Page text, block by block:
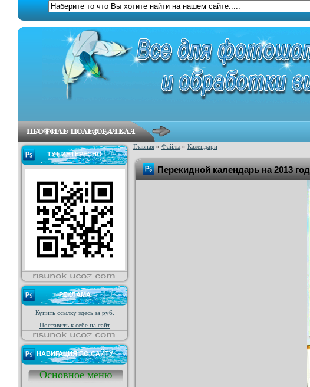
ТУТ ИНТЕРЕСНО
РЕКЛАМА
Купить ссылку здесь за руб.
Поставить к себе на сайт
НАВИГАЦИЯ ПО САЙТУ
Основное меню
Главная » Файлы » Календари
Перекидной календарь на 2013